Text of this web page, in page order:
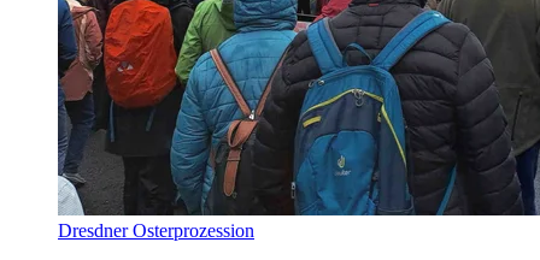
Dresdner Osterprozession